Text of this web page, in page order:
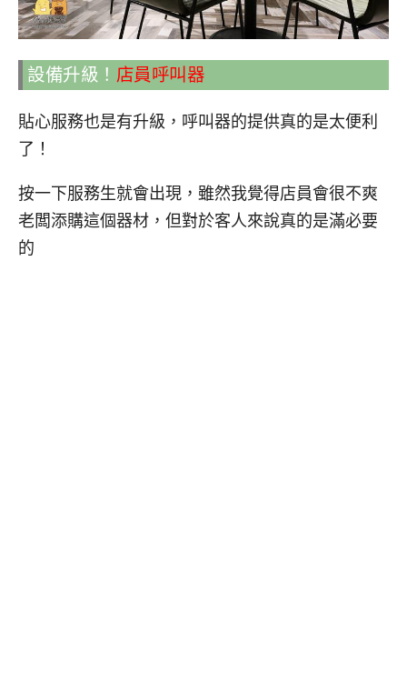
設備升級！ 店員呼叫器
貼心服務也是有升級，呼叫器的提供真的是太便利
了！
按一下服務生就會出現，雖然我覺得店員會很不爽
老闆添購這個器材，但對於客人來說真的是滿必要
的